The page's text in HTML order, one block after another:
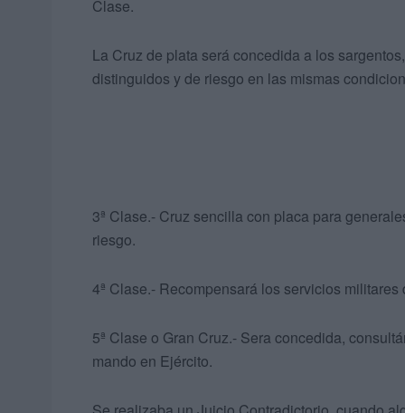
Clase.
La Cruz de plata será concedida a los
distinguidos y de riesgo en las mismas
3ª Clase.- Cruz sencilla con placa para
riesgo.
4ª Clase.- Recompensará los servicios
5ª Clase o Gran Cruz.- Sera concedida,
mando en Ejército.